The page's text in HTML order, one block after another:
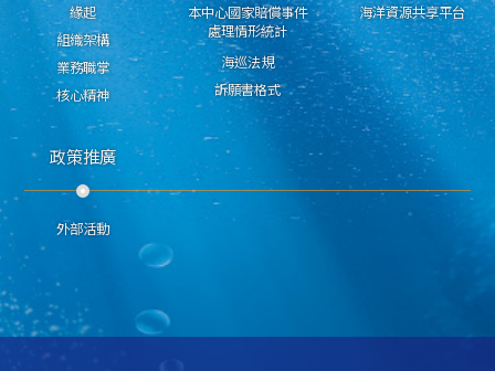
緣起
組織架構
業務職掌
核心精神
本中心國家賠償事件
處理情形統計
海巡法規
訴願書格式
海洋資源共享平台
政策推廣
外部活動